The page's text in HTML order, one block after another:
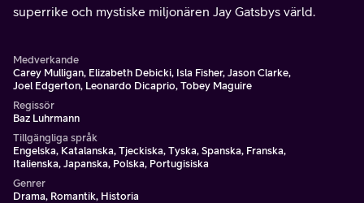
superrike och mystiske miljonären Jay Gatsbys värld.
Medverkande
Carey Mulligan, Elizabeth Debicki, Isla Fisher, Jason Clarke,
Joel Edgerton, Leonardo Dicaprio, Tobey Maguire
Regissör
Baz Luhrmann
Tillgängliga språk
Engelska, Katalanska, Tjeckiska, Tyska, Spanska, Franska,
Italienska, Japanska, Polska, Portugisiska
Genrer
Drama, Romantik, Historia